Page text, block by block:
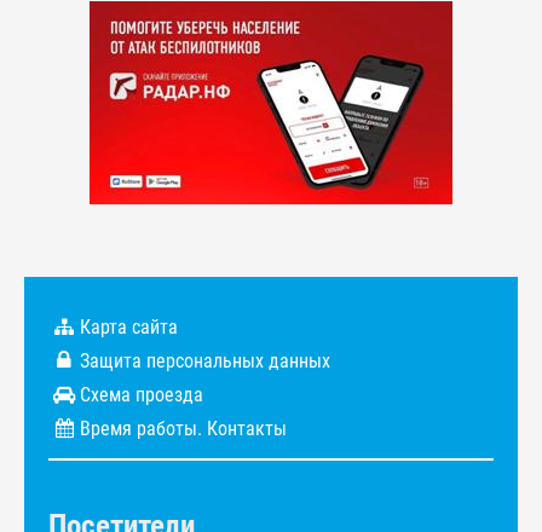
Карта сайта
Защита персональных данных
Схема проезда
Время работы. Контакты
Посетители